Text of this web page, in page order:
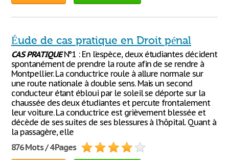
Éude de cas pratique en Droit pénal
CAS PRATIQUEN°1 : En l’espèce, deux étudiantes décident
spontanément de prendre la route afin de se rendre à
Montpellier. La conductrice roule à allure normale sur
une route nationale à double sens. Mais un second
conducteur étant ébloui par le soleil se déporte sur la
chaussée des deux étudiantes et percute frontalement
leur voiture. La conductrice est grièvement blessée et
décède de ses suites de ses blessures à l’hôpital. Quant à
la passagère, elle
876 Mots / 4 Pages